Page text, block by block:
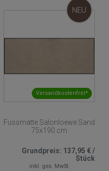
Versandkostenfrei*
NEU
Fussmatte Salonloewe Sand
75x190 cm
Grundpreis: 137,95 €/
Stück
inkl. ges. MwSt.